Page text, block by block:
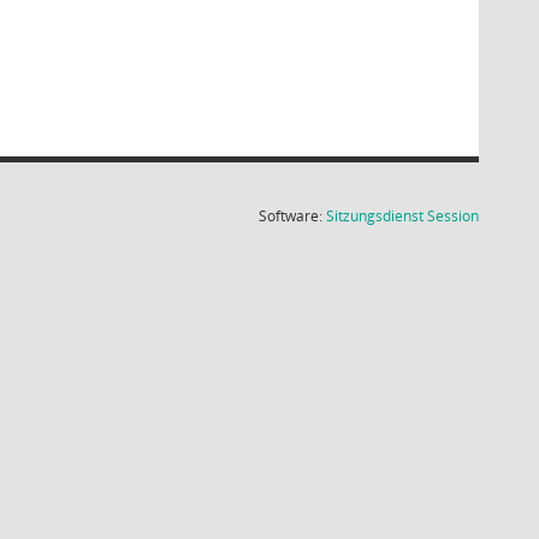
Software:SitzungsdienstSession(Wird in